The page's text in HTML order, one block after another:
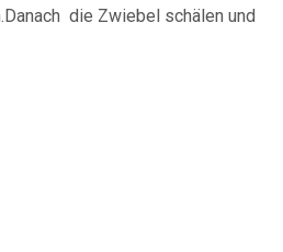
die Zwiebel schälen und